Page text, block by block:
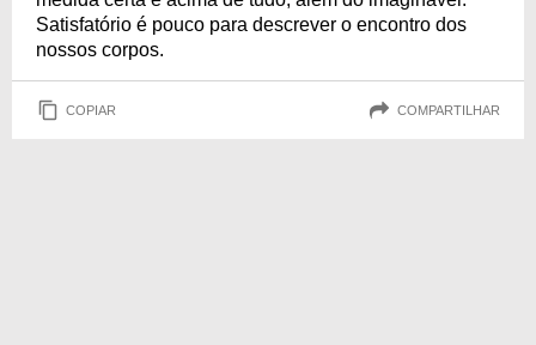
Satisfatório é pouco para descrever o encontro dos
nossos corpos.
COPIAR COMPARTILHAR